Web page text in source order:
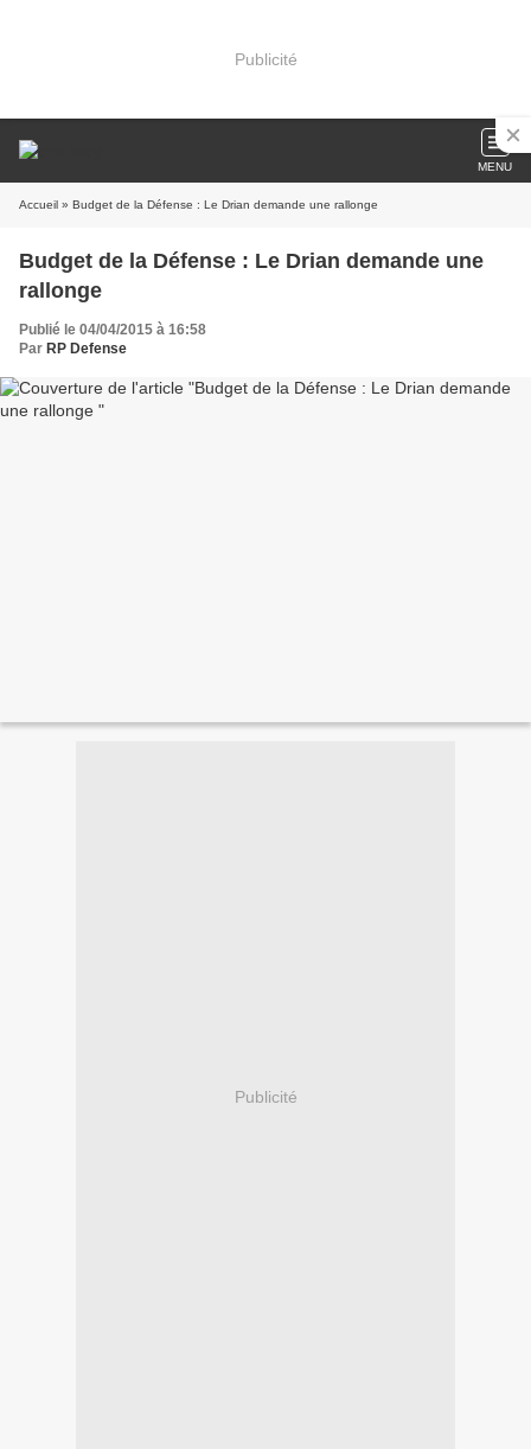
Publicité
MENU
Accueil » Budget de la Défense : Le Drian demande une rallonge
Budget de la Défense : Le Drian demande une
rallonge
Publié le 04/04/2015 à 16:58
Par RP Defense
Publicité